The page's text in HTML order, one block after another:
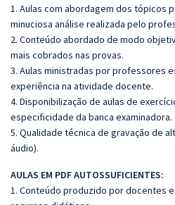
1. Aulas com abordagem dos tópicos
minuciosa análise realizada pelo
2. Conteúdo abordado de modo
mais cobrados nas provas.
3. Aulas ministradas por professores
experiência na atividade docente.
4. Disponibilização de aulas de
especificidade da banca examinadora.
5. Qualidade técnica de gravação de
áudio).
AULAS EM PDF AUTOSSUFICIENTES:
1. Conteúdo produzido por docentes